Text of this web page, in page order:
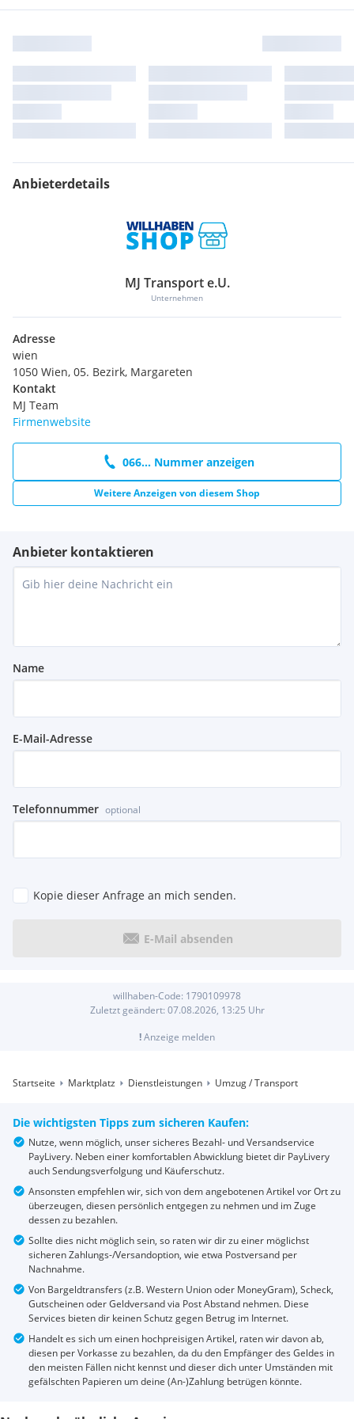
Anbieterdetails
MJ Transport e.U.
Unternehmen
Adresse
wien
1050 Wien, 05. Bezirk, Margareten
Kontakt
MJ Team
Firmenwebsite
066... Nummer anzeigen
Weitere Anzeigen von diesem Shop
Anbieter kontaktieren
Name
E-Mail-Adresse
Telefonnummer optional
Kopie dieser Anfrage an mich senden.
E-Mail absenden
willhaben-Code: 1790109978
Zuletzt geändert: 07.08.2026, 13:25 Uhr
!Anzeige melden
Startseite Marktplatz Dienstleistungen Umzug / Transport
Die wichtigsten Tipps zum sicheren Kaufen:
Nutze, wenn möglich, unser sicheres Bezahl- und Versandservice
PayLivery. Neben einer komfortablen Abwicklung bietet dir PayLivery
auch Sendungsverfolgung und Käuferschutz.
Ansonsten empfehlen wir, sich von dem angebotenen Artikel vor Ort zu
überzeugen, diesen persönlich entgegen zu nehmen und im Zuge
dessen zu bezahlen.
Sollte dies nicht möglich sein, so raten wir dir zu einer möglichst
sicheren Zahlungs-/Versandoption, wie etwa Postversand per
Nachnahme.
Von Bargeldtransfers (z.B. Western Union oder MoneyGram), Scheck,
Gutscheinen oder Geldversand via Post Abstand nehmen. Diese
Services bieten dir keinen Schutz gegen Betrug im Internet.
Handelt es sich um einen hochpreisigen Artikel, raten wir davon ab,
diesen per Vorkasse zu bezahlen, da du den Empfänger des Geldes in
den meisten Fällen nicht kennst und dieser dich unter Umständen mit
gefälschten Papieren um deine (An-)Zahlung betrügen könnte.